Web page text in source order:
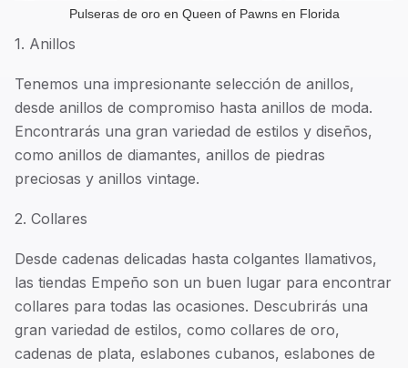
Pulseras de oro en Queen of Pawns en Florida
1. Anillos
Tenemos una impresionante selección de anillos,
desde anillos de compromiso hasta anillos de moda.
Encontrarás una gran variedad de estilos y diseños,
como anillos de diamantes, anillos de piedras
preciosas y anillos vintage.
2. Collares
Desde cadenas delicadas hasta colgantes llamativos,
las tiendas Empeño son un buen lugar para encontrar
collares para todas las ocasiones. Descubrirás una
gran variedad de estilos, como collares de oro,
cadenas de plata, eslabones cubanos, eslabones de